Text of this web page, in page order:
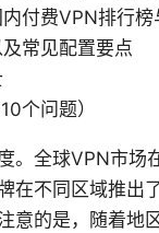
付费VPN排行榜
常见配置要点
个问题）
。全球VPN市
在不同区域推出
意的是，随着地